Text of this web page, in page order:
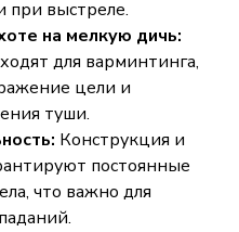
при выстреле.
на мелкую дичь:
для варминтинга,
цели и
туши.
Конструкция и
постоянные
что важно для